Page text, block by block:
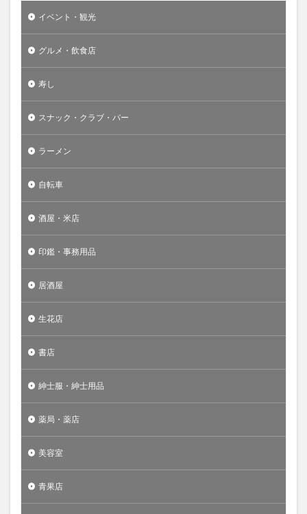
イベント・観光
グルメ・飲食店
寿し
スナック・クラブ・バー
ラーメン
自転車
酒屋・米店
印鑑・事務用品
居酒屋
生花店
書店
紳士服・紳士用品
薬局・薬店
美容室
青果店